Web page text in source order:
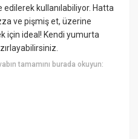
kullanılabiliyor. Hatta
ve pişmiş et, üzerine
için ideal! Kendi yumurta
tamamını burada okuyun: